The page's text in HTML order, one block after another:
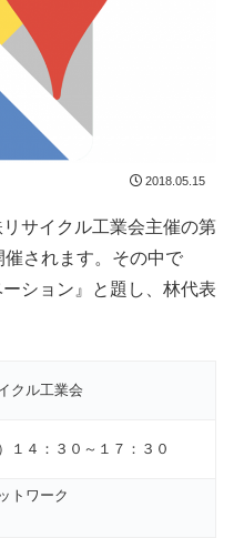
2018.05.15
サイクル工業会主催の第
されます。その中で
ション』と題し、林代表
クル工業会
１４：３０～１７：３０
トワーク